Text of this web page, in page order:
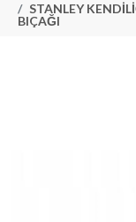
STANLEY
BIÇAĞI